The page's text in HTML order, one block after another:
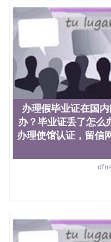
办理假毕业证在国
办？毕业证丢了怎
办理使馆认证，留信
dfns